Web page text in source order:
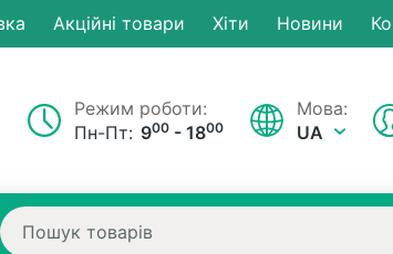
Акційні товари Хiти Новини
Режим роботи:
Пн-Пт: 900 - 1800
Мова:
UA